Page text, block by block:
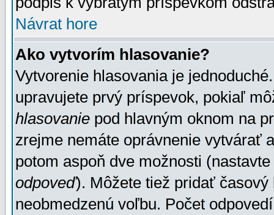
Návrat hore
Ako vytvorím hlasovanie?
Vytvorenie hlasovania je
upravujete prvý príspevok, pokiaľ
hlasovanie pod hlavným oknom na
zrejme nemáte oprávnenie vytvárať
potom aspoň dve možnosti
odpoveď). Môžete tiež pridať
neobmedzenú voľbu. Počet